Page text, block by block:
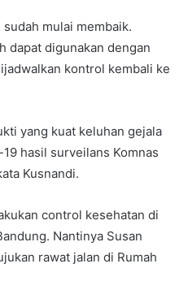
mulai membaik.
dapat digunakan dengan
kontrol kembali ke
yang kuat keluhan gejala
hasil surveilans Komnas
Kusnandi.
control kesehatan di
Nantinya Susan
rawat jalan di Rumah